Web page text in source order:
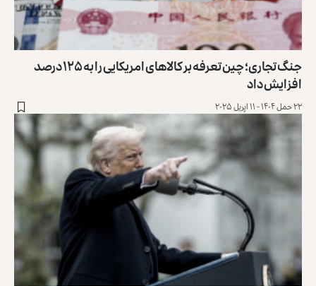
جنگ تجاری؛ چین تعرفه بر کالاهای امریکایی را به ۱۲۵ درصد
افزایش داد
۲۲ حمل ۱۴۰۴ - ۱۱ اپریل ۲۰۲۵